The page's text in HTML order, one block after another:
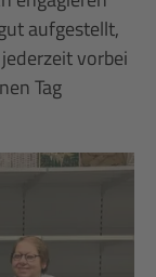
aufgestellt,
vorbei
Tag